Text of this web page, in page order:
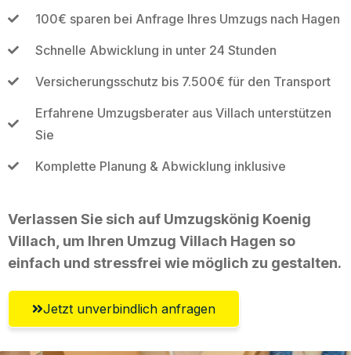
100€ sparen bei Anfrage Ihres Umzugs nach Hagen
Schnelle Abwicklung in unter 24 Stunden
Versicherungsschutz bis 7.500€ für den Transport
Erfahrene Umzugsberater aus Villach unterstützen
Sie
Komplette Planung & Abwicklung inklusive
Verlassen Sie sich auf Umzugskönig Koenig
Villach, um Ihren Umzug Villach Hagen so
einfach und stressfrei wie möglich zu gestalten.
Jetzt unverbindlich anfragen